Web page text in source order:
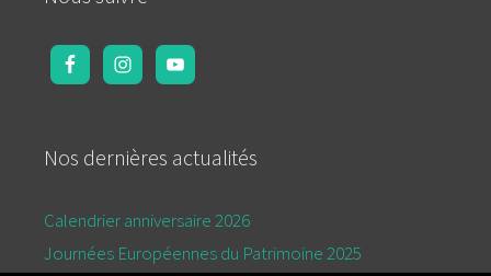
Nos dernières actualités
Calendrier anniversaire 2026
Journées Européennes du Patrimoine 2025